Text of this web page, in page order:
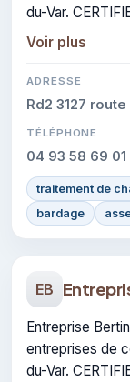
du-Var.
faire de
Voir plus
ADRESSE
Rd2 3127
TÉLÉPHONE
04 93 58 69 01
traitement de
bardage
EB
Entreprise
entreprises de couverture +2,
du-Var.